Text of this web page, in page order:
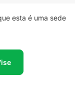
esta é uma sede